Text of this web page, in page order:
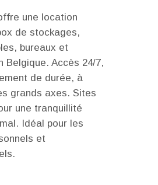
une location
de stockages,
bureaux et
Belgique. Accès 24/7,
de durée, à
grands axes. Sites
une tranquillité
Idéal pour les
et